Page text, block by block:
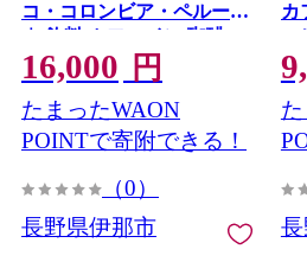
コ・コロンビア・ペルー）
｜ 飲料 カフェイン 珈琲
coffee コーヒー豆 エチオピ
ア メキシコ コロンビア ペ
ルー 自家焙煎珈琲豆 伊那
長野 信州 ふるさと納税
16,000 円
たまったWAON
POINTで寄附できる！
（0）
長野県伊那市
カ
珈
信
61